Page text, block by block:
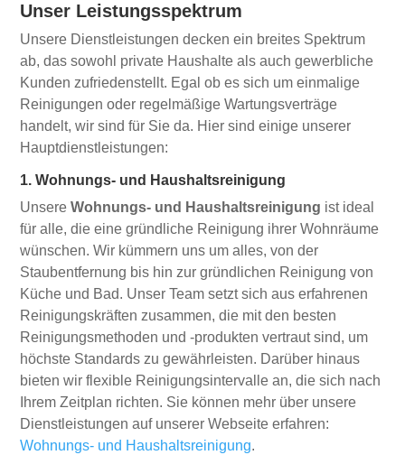
Unser Leistungsspektrum
Unsere Dienstleistungen decken ein breites Spektrum
ab, das sowohl private Haushalte als auch gewerbliche
Kunden zufriedenstellt. Egal ob es sich um einmalige
Reinigungen oder regelmäßige Wartungsverträge
handelt, wir sind für Sie da. Hier sind einige unserer
Hauptdienstleistungen:
1. Wohnungs- und Haushaltsreinigung
UnsereWohnungs- und Haushaltsreinigung ist ideal
für alle, die eine gründliche Reinigung ihrer Wohnräume
wünschen. Wir kümmern uns um alles, von der
Staubentfernung bis hin zur gründlichen Reinigung von
Küche und Bad. Unser Team setzt sich aus erfahrenen
Reinigungskräften zusammen, die mit den besten
Reinigungsmethoden und -produkten vertraut sind, um
höchste Standards zu gewährleisten. Darüber hinaus
bieten wir flexible Reinigungsintervalle an, die sich nach
Ihrem Zeitplan richten. Sie können mehr über unsere
Dienstleistungen auf unserer Webseite erfahren:
Wohnungs- und Haushaltsreinigung.